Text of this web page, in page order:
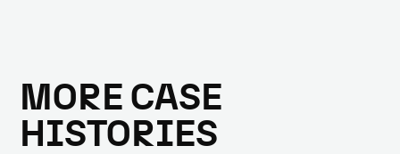
MORE CASE
HISTORIES